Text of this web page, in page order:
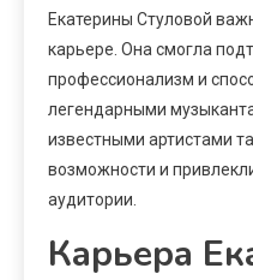
Екатерины Стуловой
карьере. Она смогла
профессионализм и
легендарными
известными артистами
возможности и
аудитории.
Карьера